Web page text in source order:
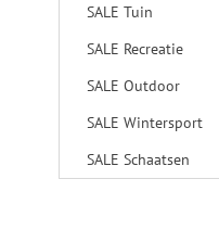
SALE Tuin
SALE Recreatie
SALE Outdoor
SALE Wintersport
SALE Schaatsen